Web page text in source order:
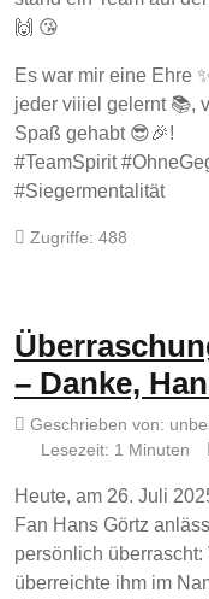
🙌 😘
Es war mir eine Ehre
jeder viiiel gelernt 📚,
Spaß gehabt 😎🎉!
#TeamSpirit
#Siegermentalität
Zugriffe: 488
– Danke,
Geschrieben von:
Lesezeit: 1 Minuten
Heute, am 26. Juli
Fan Hans Görtz
persönlich
überreichte ihm im